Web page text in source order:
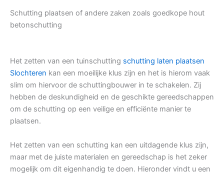
Schutting plaatsen of andere zaken zoals goedkope hout
betonschutting
Het zetten van een tuinschutting schutting laten plaatsen
Slochteren kan een moeilijke klus zijn en het is hierom vaak
slim om hiervoor de schuttingbouwer in te schakelen. Zij
hebben de deskundigheid en de geschikte gereedschappen
om de schutting op een veilige en efficiënte manier te
plaatsen.
Het zetten van een schutting kan een uitdagende klus zijn,
maar met de juiste materialen en gereedschap is het zeker
mogelijk om dit eigenhandig te doen. Hieronder vindt u een